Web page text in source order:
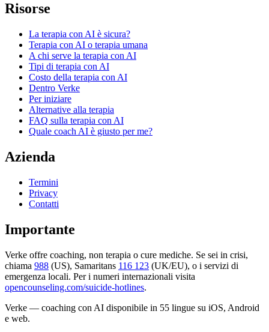
Risorse
La terapia con AI è sicura?
Terapia con AI o terapia umana
A chi serve la terapia con AI
Tipi di terapia con AI
Costo della terapia con AI
Dentro Verke
Per iniziare
Alternative alla terapia
FAQ sulla terapia con AI
Quale coach AI è giusto per me?
Azienda
Termini
Privacy
Contatti
Importante
Verke offre coaching, non terapia o cure mediche. Se sei in crisi,
chiama 988 (US), Samaritans 116 123 (UK/EU), o i servizi di
emergenza locali. Per i numeri internazionali visita
opencounseling.com/suicide-hotlines.
Verke — coaching con AI disponibile in 55 lingue su iOS, Android
e web.